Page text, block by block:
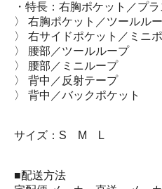
・特長：右胸ポケット／プ
〉 右胸ポケット／ツールル
〉 右サイドポケット／ミニ
〉 腰部／ツールループ
〉 腰部／ミニループ
〉 背中／反射テープ
〉 背中／バックポケット
サイズ：S M L
■配送方法